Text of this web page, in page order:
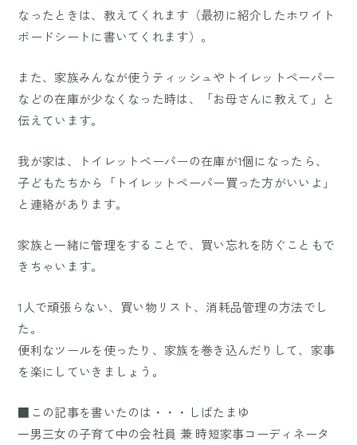
なったときは、教えてくれます（最初に紹介したホワイト
ボードシートに書いてくれます）。
また、家族みんなが使うティッシュやトイレットペーパー
などの在庫が少なくなった時は、「お母さんに教えて」と
伝えています。
我が家は、トイレットペーパーの在庫が1個になったら、
子どもたちから「トイレットペーパー買った方がいいよ」
と連絡があります。
家族と一緒に管理をすることで、買い忘れを防ぐこともで
きちゃいます。
1人で頑張らない、買い物リスト、消耗品管理の方法でし
た。
便利なツールを使ったり、家族を巻き込んだりして、家事
を楽にしていきましょう。
■この記事を書いたのは・・・しばたまゆ
一男三女の子育て中の会社員 兼 時短家事コーディネータ